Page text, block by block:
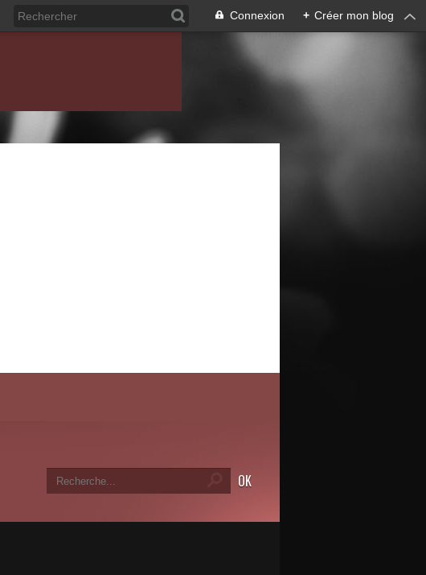
Connexion + Créer mon blog